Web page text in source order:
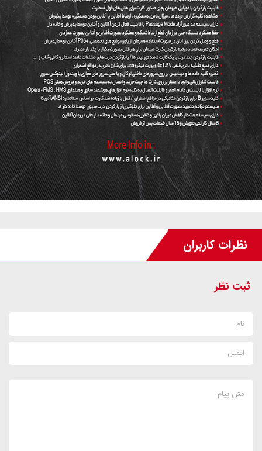
نظرات کاربران
ثبت نظر